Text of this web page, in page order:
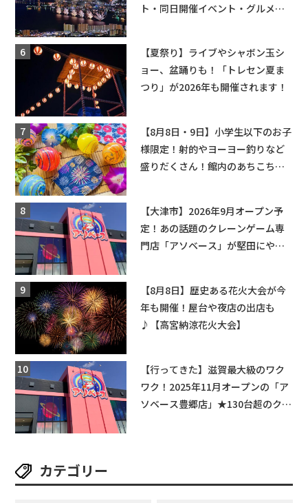
ト・同日開催イベント・グルメマ
【夏祭り】ライブやシャボン玉シ
ョー、盆踊りも！「トレセン夏ま
つり」が2026年も開催されます！
【8月8日・9日】小学生以下のお子
様限定！射的やヨーヨー釣りなど
盛りだくさん！館内のあちこちに
【大津市】2026年9月オープン予
定！あの話題のクレーンゲーム専
門店「アソベース」が堅田にやっ
【8月8日】歴史ある花火大会が今
年も開催！屋台や夜店の出店も
♪【高宮納涼花火大会】
【行ってきた】滋賀最大級のワク
ワク！2025年11月オープンの「ア
ソベース豊郷店」★130台超のクレ
カテゴリー